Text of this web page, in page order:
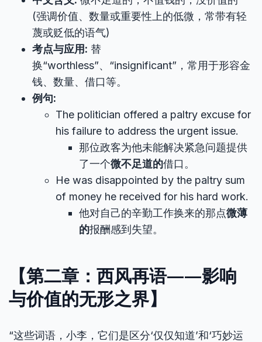
(强调价值、数量或重要性上的低微，常带有轻
蔑或贬低的语气)
考点与应用: 替
换“worthless”、“insignificant”，常用于形容金
钱、数量、借口等。
例句:
The politician offered a paltry excuse for
his failure to address the urgent issue.
那位政客为他未能解决紧急问题提供
了一个微不足道的借口。
He was disappointed by the paltry sum
of money he received for his hard work.
他对自己的辛勤工作换来的那点微薄
的报酬感到失望。
【第二章：西风再语——影响
与价值的无形之界】
“这些词语，小李，它们是区分‘仅仅知道’和‘巧妙运